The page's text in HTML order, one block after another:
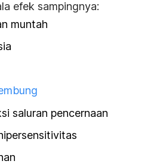
efek sampingnya:
muntah
saluran pencernaan